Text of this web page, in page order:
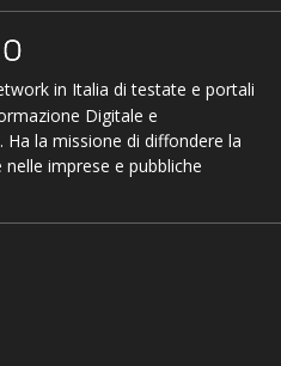
in Italia di testate e portali
Digitale e
Ha la missione di diffondere la
imprese e pubbliche